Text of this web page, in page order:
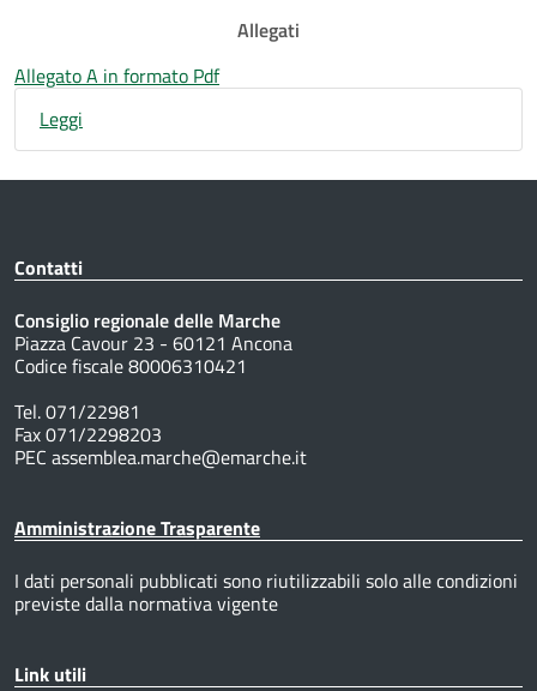
Allegati
Allegato A in formato Pdf
Leggi
Contatti
Consiglio regionale delle Marche
Piazza Cavour 23 - 60121 Ancona
Codice fiscale 80006310421
Tel. 071/22981
Fax 071/2298203
PEC assemblea.marche@emarche.it
Amministrazione Trasparente
I dati personali pubblicati sono riutilizzabili solo alle condizioni
previste dalla normativa vigente
Link utili